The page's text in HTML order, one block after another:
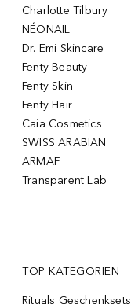
Charlotte Tilbury
NÉONAIL
Dr. Emi Skincare
Fenty Beauty
Fenty Skin
Fenty Hair
Caia Cosmetics
SWISS ARABIAN
ARMAF
Transparent Lab
TOP KATEGORIEN
Rituals Geschenksets